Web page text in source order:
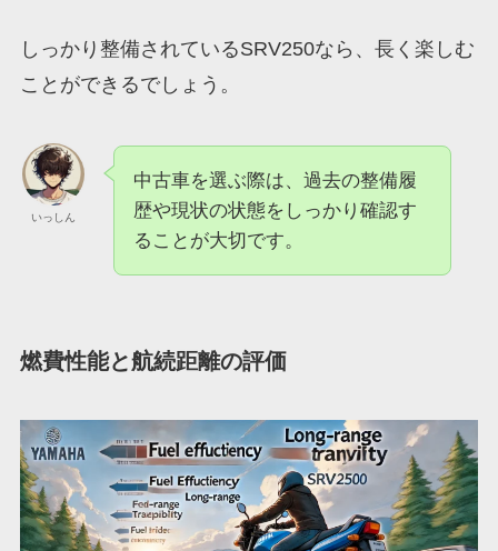
しっかり整備されているSRV250なら、長く楽しむ
ことができるでしょう。
いっしん
中古車を選ぶ際は、過去の整備履
歴や現状の状態をしっかり確認す
ることが大切です。
燃費性能と航続距離の評価